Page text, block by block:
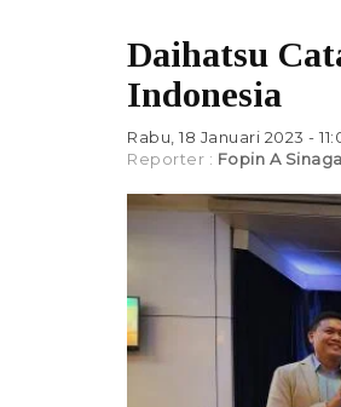
Daihatsu
Indonesia
Rabu, 18 Januari 2023 -
Reporter : Fopin A Sinaga